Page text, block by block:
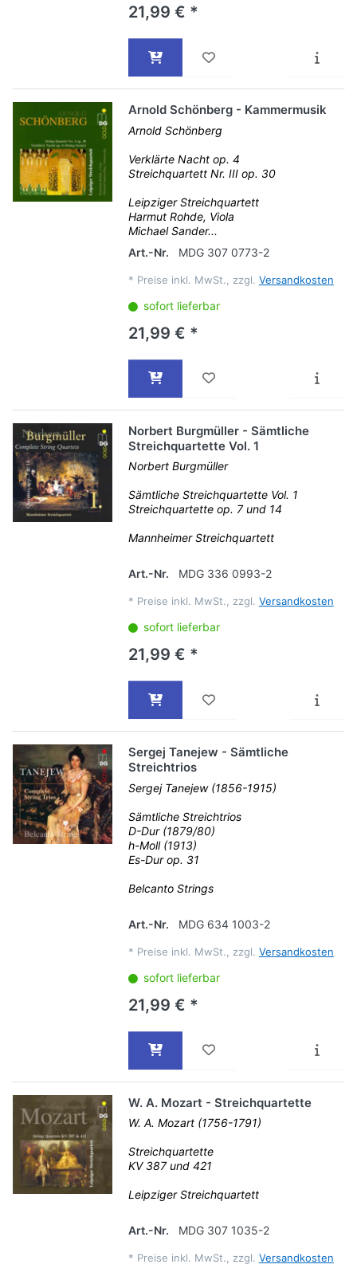
21,99 € *
Arnold Schönberg - Kammermusik
Arnold Schönberg
Verklärte Nacht op. 4
Streichquartett Nr. III op. 30
Leipziger Streichquartett
Harmut Rohde, Viola
Michael Sander...
Art.-Nr.
MDG 307 0773-2
* Preise inkl. MwSt., zzgl. Versandkosten
sofort lieferbar
21,99 € *
Norbert Burgmüller - Sämtliche
Streichquartette Vol. 1
Norbert Burgmüller
Sämtliche Streichquartette Vol. 1
Streichquartette op. 7 und 14
Mannheimer Streichquartett
Art.-Nr. MDG 336 0993-2
* Preise inkl. MwSt., zzgl. Versandkosten
sofort lieferbar
21,99 € *
Sergej Tanejew - Sämtliche
Streichtrios
Sergej Tanejew (1856-1915)
Sämtliche Streichtrios
D-Dur (1879/80)
h-Moll (1913)
Es-Dur op. 31
Belcanto Strings
Art.-Nr. MDG 634 1003-2
* Preise inkl. MwSt., zzgl. Versandkosten
sofort lieferbar
21,99 € *
W. A. Mozart - Streichquartette
W. A. Mozart (1756-1791)
Streichquartette
KV 387 und 421
Leipziger Streichquartett
Art.-Nr. MDG 307 1035-2
* Preise inkl. MwSt., zzgl. Versandkosten